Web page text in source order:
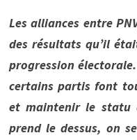
Les alliances entre
des résultats qu’il
progression
certains partis font
et maintenir le statu
prend le dessus, on